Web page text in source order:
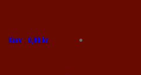
Kurv : 0,00kr.